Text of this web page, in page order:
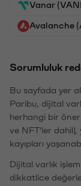
Vanar
Avalanche
Sorumluluk
Bu sayfada yer
Paribu, dijital
herhangi bir
ve NFT'ler
kayıpları
Dijital varlık
dikkatlice